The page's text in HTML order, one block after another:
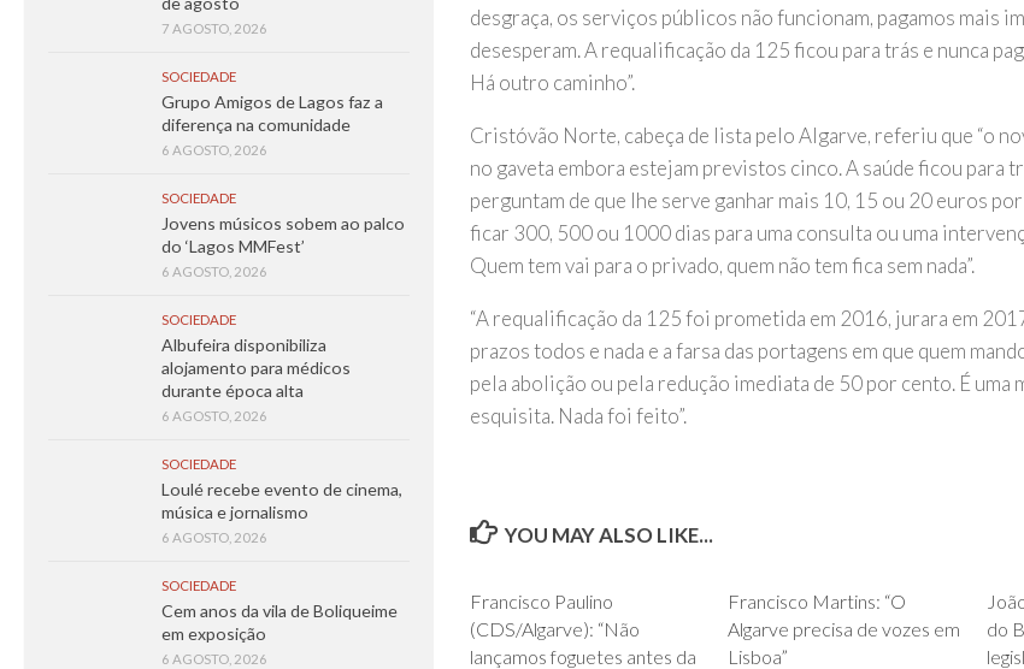
desgraça, os serviços públicos não funcionam, pagamos mais
desesperam. A requalificação da 125 ficou para trás e nunca
Há outro caminho”.
Cristóvão Norte, cabeça de lista pelo Algarve, referiu que “o
no gaveta embora estejam previstos cinco. A saúde ficou para
perguntam de que lhe serve ganhar mais 10, 15 ou 20 euros
ficar 300, 500 ou 1000 dias para uma consulta ou uma
Quem tem vai para o privado, quem não tem fica sem nada”.
“A requalificação da 125 foi prometida em 2016, jurara em
prazos todos e nada e a farsa das portagens em que quem
pela abolição ou pela redução imediata de 50 por cento. É uma
esquisita. Nada foi feito”.
YOU MAY ALSO LIKE...
Francisco Paulino
(CDS/Algarve): “Não
lançamos foguetes antes da
Francisco Martins: “O
Algarve precisa de vozes em
Lisboa”
do
7 AGOSTO, 2026
SOCIEDADE
Grupo Amigos de Lagos faz a
diferença na comunidade
6 AGOSTO, 2026
SOCIEDADE
Jovens músicos sobem ao palco
do ‘Lagos MMFest’
6 AGOSTO, 2026
SOCIEDADE
Albufeira disponibiliza
alojamento para médicos
durante época alta
6 AGOSTO, 2026
SOCIEDADE
Loulé recebe evento de cinema,
música e jornalismo
6 AGOSTO, 2026
SOCIEDADE
Cem anos da vila de Boliqueime
em exposição
6 AGOSTO, 2026